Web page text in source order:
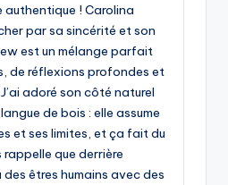
! Carolina
par sa sincérité et son
est un mélange parfait
de réflexions profondes et
adoré son côté naturel
de bois : elle assume
et ses limites, et ça fait du
que derrière
êtres humains avec des